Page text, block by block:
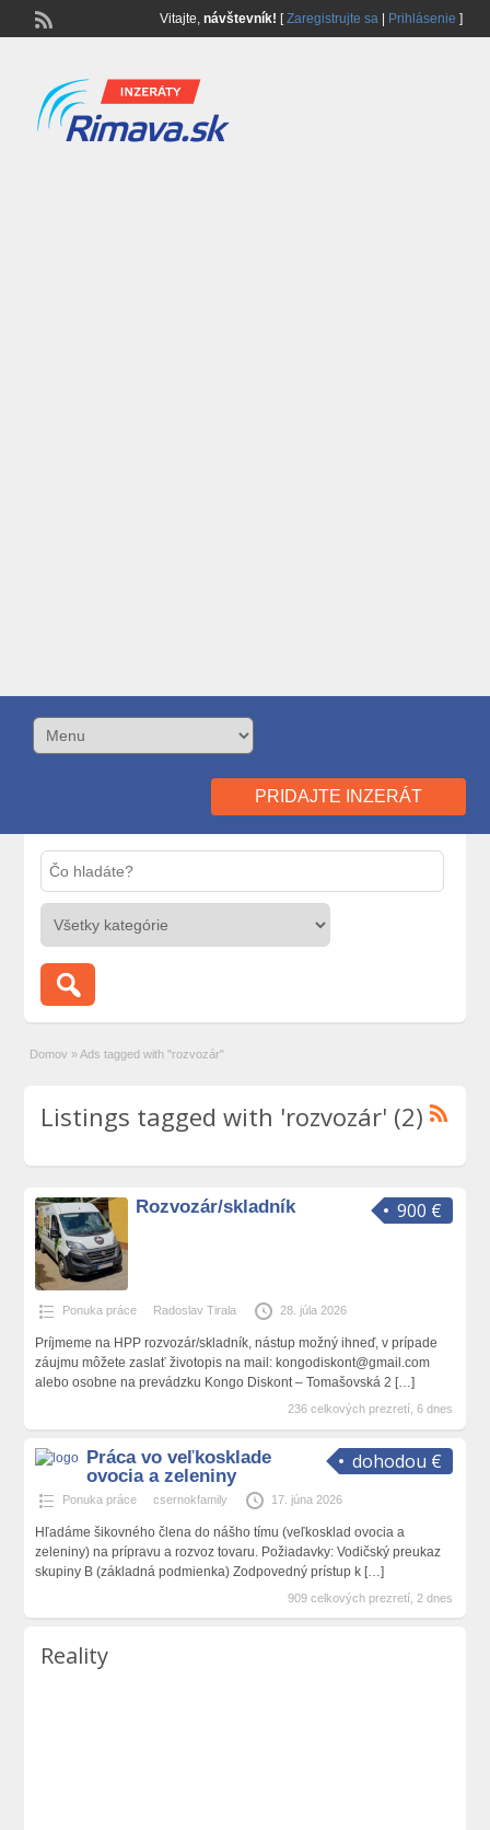
Vitajte, návštevník! [Zaregistrujte sa| Prihlásenie ]
PRIDAJTE INZERÁT
Domov » Ads tagged with "rozvozár"
Listings tagged with 'rozvozár' (2)
900 €
Rozvozár/skladník
Ponuka práce Radoslav Tirala 28. júla 2026
Príjmeme na HPP rozvozár/skladník, nástup možný ihneď, v prípade
záujmu môžete zaslať životopis na mail: kongodiskont@gmail.com
alebo osobne na prevádzku Kongo Diskont – Tomašovská 2 […]
236 celkových prezretí, 6 dnes
dohodou €
Práca vo veľkosklade
ovocia a zeleniny
Ponuka práce csernokfamily 17. júna 2026
Hľadáme šikovného člena do nášho tímu (veľkosklad ovocia a
zeleniny) na prípravu a rozvoz tovaru. Požiadavky: Vodičský preukaz
skupiny B (základná podmienka) Zodpovedný prístup k […]
909 celkových prezretí, 2 dnes
Reality